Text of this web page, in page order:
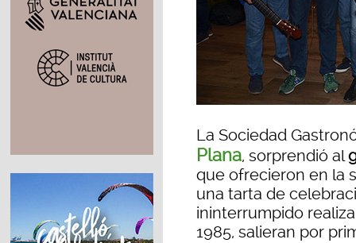
La Sociedad
Plana, sorprendió al
que ofrecieron en la
una tarta de
ininterrumpido
1985, salieran por